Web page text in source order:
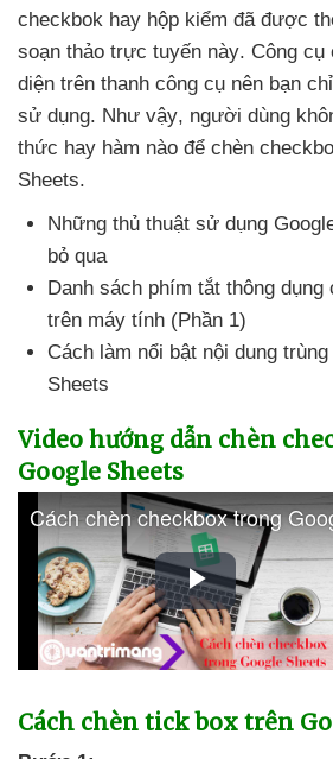
checkbok hay hộp kiểm đã được
soạn thảo trực tuyến này. Công cụ
diện trên thanh công cụ nên bạn
sử dụng. Như vậy, người dùng
thức hay hàm nào để chèn
Sheets.
Những thủ thuật sử dụng
bỏ qua
Danh sách phím tắt thông dụng
trên máy tính (Phần 1)
Cách làm nổi bật nội dung
Sheets
Video hướng dẫn chèn
Google Sheets
Cách chèn tick box trên